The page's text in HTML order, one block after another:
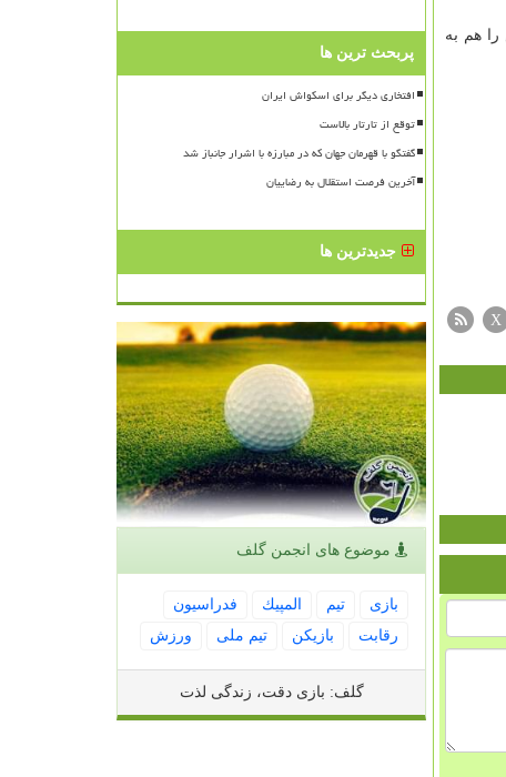
هم به
X
پربحث ترین ها
افتخاری دیگر برای اسکواش ایران
توقع از تارتار بالاست
گفتگو با قهرمان جهان که در مبارزه با اشرار جانباز شد
آخرین فرصت استقلال به رضاییان
جدیدترین ها
موضوع های انجمن گلف
بازی تیم المپیك
فدراسیون
رقابت
بازیكن تیم ملی ورزش
گلف: بازی دقت، زندگی لذت